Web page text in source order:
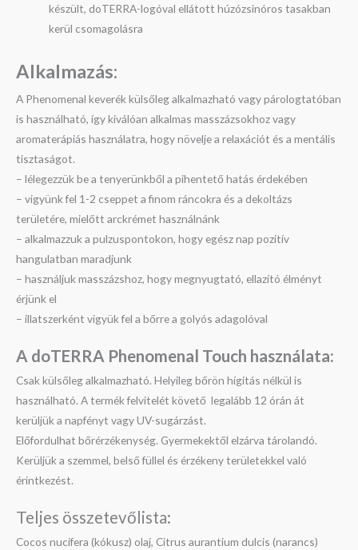
készült, doTERRA-logóval ellátott húzózsinóros tasakban
kerül csomagolásra
Alkalmazás:
A Phenomenal keverék külsőleg alkalmazható vagy párologtatóban
is használható, így kiválóan alkalmas masszázsokhoz vagy
aromaterápiás használatra, hogy növelje a relaxációt és a mentális
tisztaságot.
– lélegezzük be a tenyerünkből a pihentető hatás érdekében
– vigyünk fel 1-2 cseppet a finom ráncokra és a dekoltázs
területére, mielőtt arckrémet használnánk
– alkalmazzuk a pulzuspontokon, hogy egész nap pozitív
hangulatban maradjunk
– használjuk masszázshoz, hogy megnyugtató, ellazító élményt
érjünk el
– illatszerként vigyük fel a bőrre a golyós adagolóval
A doTERRA Phenomenal Touch használata:
Csak külsőleg alkalmazható. Helyileg bőrön hígítás nélkül is
használható. A termék felvitelét követő legalább 12 órán át
kerüljük a napfényt vagy UV-sugárzást.
Előfordulhat bőrérzékenység. Gyermekektől elzárva tárolandó.
Kerüljük a szemmel, belső füllel és érzékeny területekkel való
érintkezést.
Teljes összetevőlista:
Cocos nucifera (kókusz) olaj, Citrus aurantium dulcis (narancs)